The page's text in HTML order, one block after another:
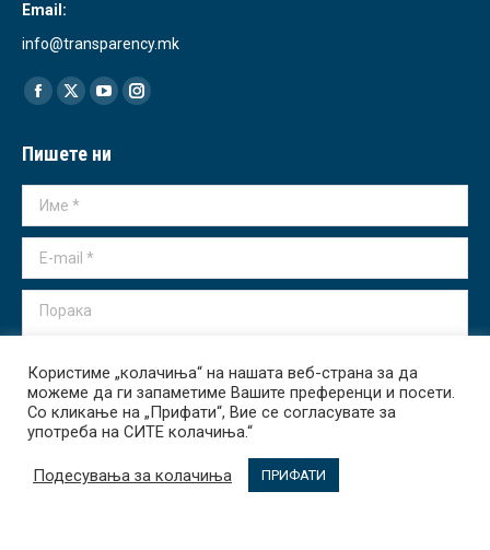
Email:
info@transparency.mk
Find us on:
Facebook
opens
in
new
X
opens
in
YouTube
opens
in
Instagram
in
Пишете ни
Име *
E-mail *
Порака
Испрати
Користиме „колачиња“ на нашата веб-страна за да
можеме да ги запаметиме Вашите преференци и посети.
Со кликање на „Прифати“, Вие се согласувате за
употреба на СИТЕ колачиња.“
Подесувања за колачиња ПРИФАТИ